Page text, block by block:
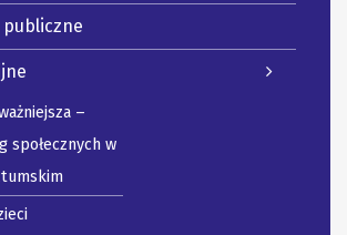
–
społecznych w